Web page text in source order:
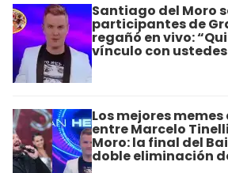
Santiago del Moro
participantes de
regañó en vivo:
vínculo con
Los mejores
entre Marcelo
Moro: la final del
doble eliminación